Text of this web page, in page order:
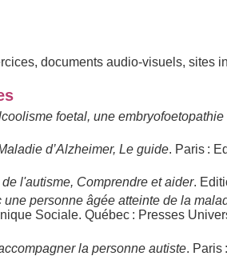
documents audio-visuels, sites
foetal, une
d’Alzheimer, Le guide. Paris :
l'autisme, Comprendre et aider.
une personne âgée atteinte de la
Sociale. Québec : Presses
la personne autiste. Paris